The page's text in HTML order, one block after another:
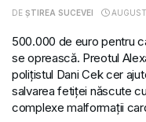
DE ȘTIREA SUCEVEI
500.000 de euro pentru
se oprească. Preotul
polițistul Dani Cek cer
salvarea fetiței născute
complexe malformații